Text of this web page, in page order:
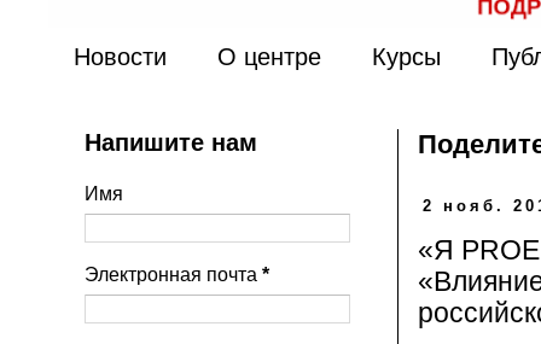
Новости О центре Курсы
2 нояб.
«Я
Напишите нам
Имя
Электронная почта *